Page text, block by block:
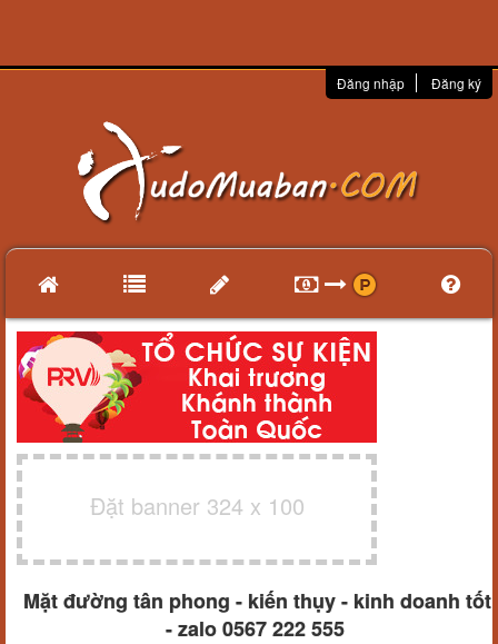
Đăng nhập Đăng ký
Đặt banner 324 x 100
Mặt đường tân phong - kiến thụy - kinh doanh tốt
- zalo 0567 222 555